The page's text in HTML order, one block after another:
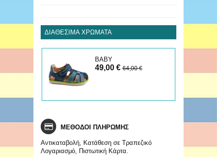
ΔΙΑΘΈΣΙΜΑ ΧΡΏΜΑΤΑ
ΒΑΒΥ
ΠΑΠΟΥΤΣΟΠΕΔΙΛΟ
49,00 €64,00 €
ΜΕΘΟΔΟΙ ΠΛΗΡΩΜΗΣ
Αντικαταβολή, Κατάθεση σε Τραπεζικό
Λογαριασμό, Πιστωτική Κάρτα.